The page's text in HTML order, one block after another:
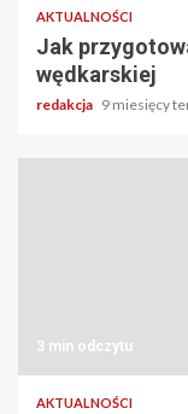
AKTUALNOŚCI
Jak
wędkarskiej
redakcja 9 miesięcy
3 min odczytu
AKTUALNOŚCI